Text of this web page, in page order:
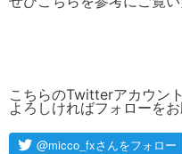
こちらのTwitterアカウン
よろしければフォローを